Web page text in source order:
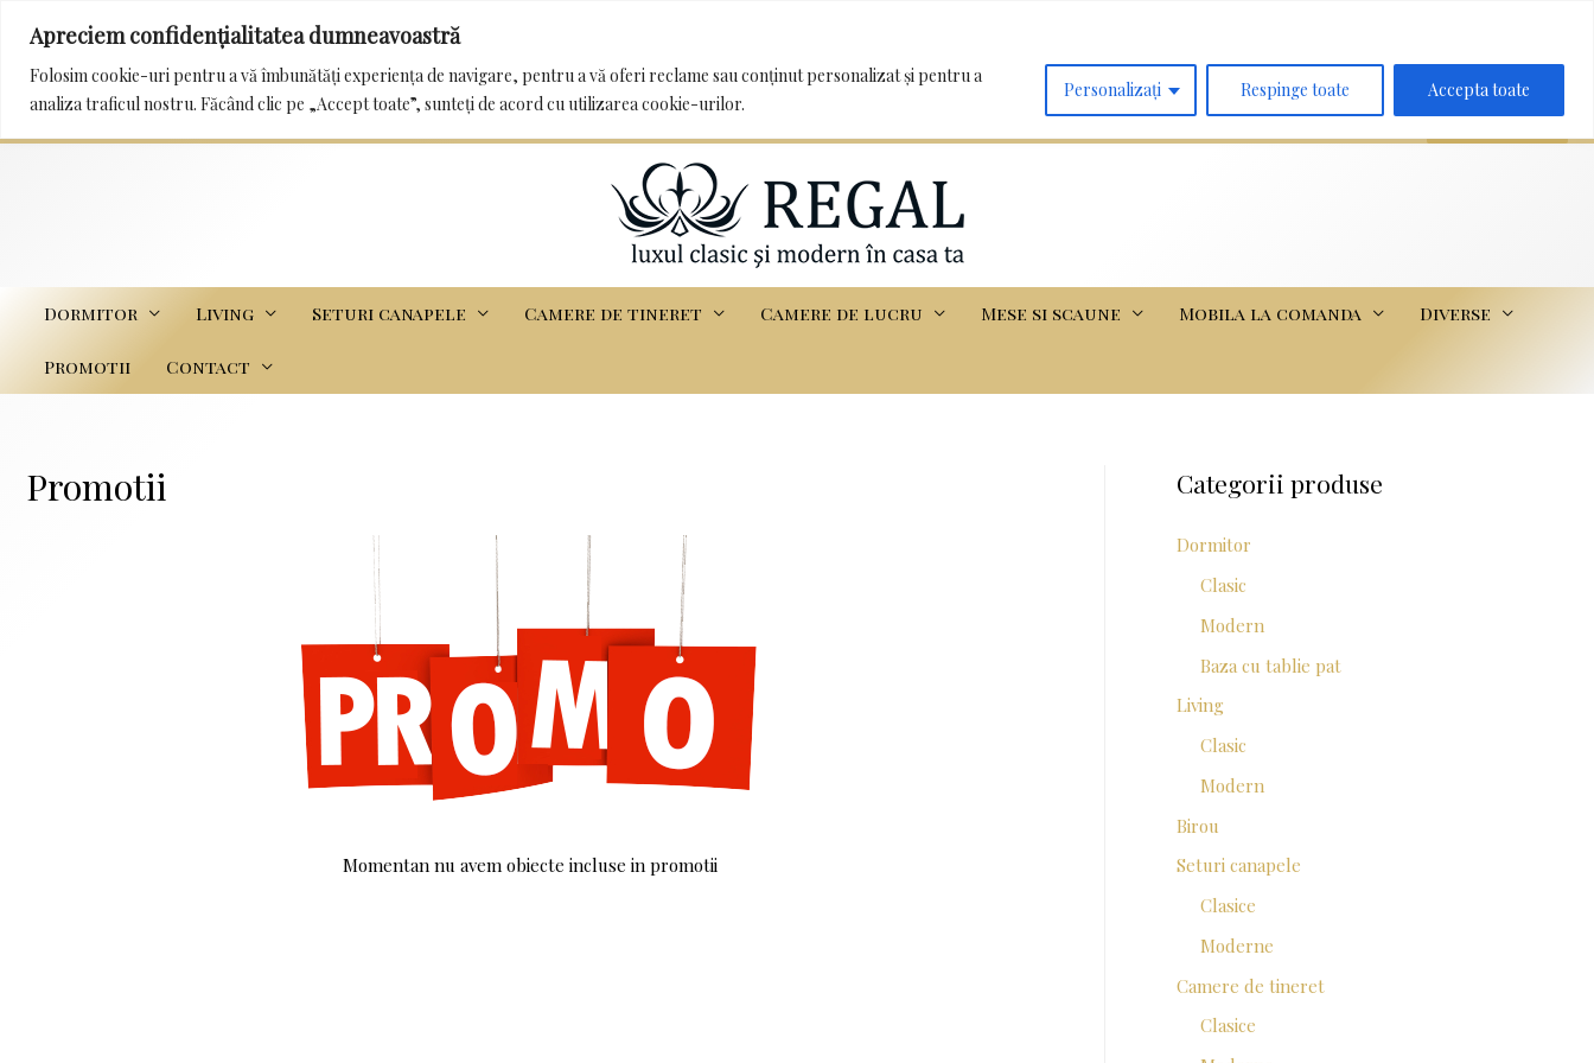
Apreciem confidențialitatea dumneavoastră
Folosim cookie-uri pentru a vă îmbunătăți experiența de navigare, pentru a vă oferi reclame sau conținut personalizat și pentru a
analiza traficul nostru. Făcând clic pe „Accept toate”, sunteți de acord cu utilizarea cookie-urilor.
Personalizați Respinge toate Accepta toate
0232 222 233 / 0745 989 114 mobila_trans@yahoo.com | Clădirea Basarabia - Iasi
Dormitor Living Seturi canapele Camere de tineret Camere de lucru Mese si scaune Mobila la comanda Diverse
Promotii Contact
Promotii
Momentan nu avem obiecte incluse in promotii
Categorii produse
Dormitor
Clasic
Modern
Baza cu tablie pat
Living
Clasic
Modern
Birou
Seturi canapele
Clasice
Moderne
Camere de tineret
Clasice